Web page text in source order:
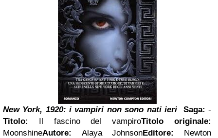
New York, 1920: i vampiri non sono nati ieri Saga:-
Titolo: Il fascino del vampiroTitolo originale:
MoonshineAutore: Alaya JohnsonEditore: Newton